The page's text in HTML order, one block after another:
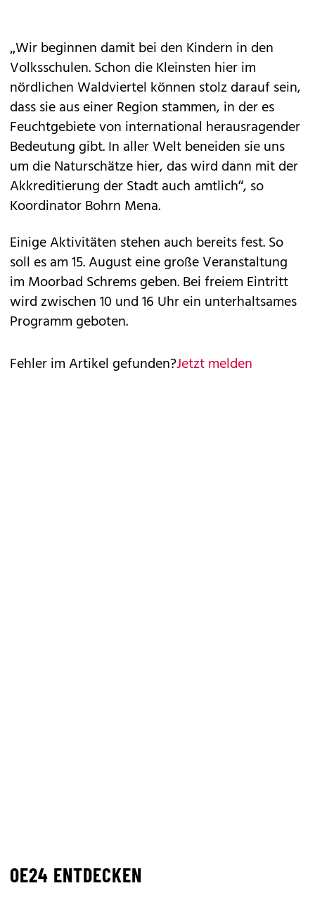
„Wir beginnen damit bei den Kindern in den
Volksschulen. Schon die Kleinsten hier im
nördlichen Waldviertel können stolz darauf sein,
dass sie aus einer Region stammen, in der es
Feuchtgebiete von international herausragender
Bedeutung gibt. In aller Welt beneiden sie uns
um die Naturschätze hier, das wird dann mit der
Akkreditierung der Stadt auch amtlich“, so
Koordinator Bohrn Mena.
Einige Aktivitäten stehen auch bereits fest. So
soll es am 15. August eine große Veranstaltung
im Moorbad Schrems geben. Bei freiem Eintritt
wird zwischen 10 und 16 Uhr ein unterhaltsames
Programm geboten.
Fehler im Artikel gefunden?Jetzt melden
OE24 ENTDECKEN